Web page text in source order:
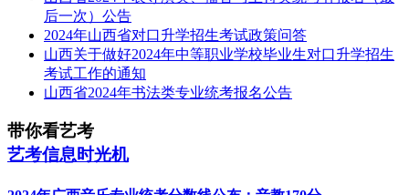
后一次）公告
2024年山西省对口升学招生考试政策问答
山西关于做好2024年中等职业学校毕业生对口升学招生
考试工作的通知
山西省2024年书法类专业统考报名公告
带你看艺考
艺考信息时光机